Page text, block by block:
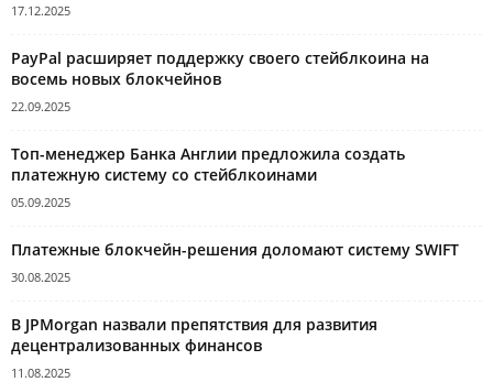
17.12.2025
PayPal расширяет поддержку своего стейблкоина на
восемь новых блокчейнов
22.09.2025
Топ-менеджер Банка Англии предложила создать
платежную систему со стейблкоинами
05.09.2025
Платежные блокчейн-решения доломают систему SWIFT
30.08.2025
В JPMorgan назвали препятствия для развития
децентрализованных финансов
11.08.2025